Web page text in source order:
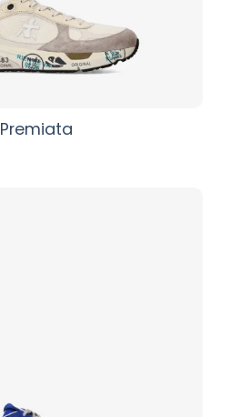
Premiata